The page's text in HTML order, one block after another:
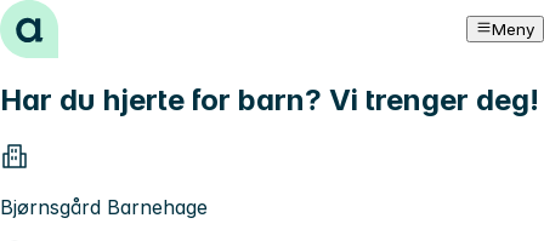
Hopp til innhold Meny
Har du hjerte for barn? Vi trenger deg!
Bjørnsgård Barnehage